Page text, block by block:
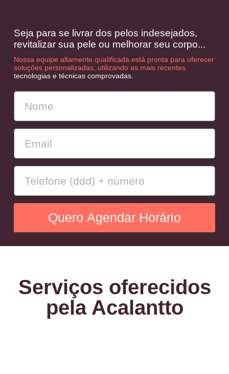
Seja para se livrar dos pelos indesejados,
revitalizar sua pele ou melhorar seu corpo...
Nossa equipe altamente qualificada está pronta para oferecer
soluções personalizadas, utilizando as mais recentes
tecnologias e técnicas comprovadas.
Quero Agendar Horário
Serviços oferecidos
pela Acalantto